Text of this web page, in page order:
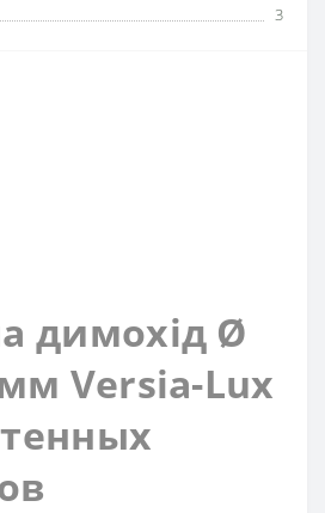
3
димохід Ø
Versia-Lux